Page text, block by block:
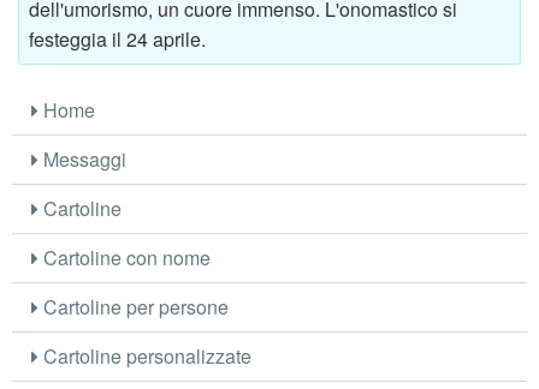
dell'umorismo, un cuore immenso. L'onomastico si
festeggia il 24 aprile.
Home
Messaggi
Cartoline
Cartoline con nome
Cartoline per persone
Cartoline personalizzate